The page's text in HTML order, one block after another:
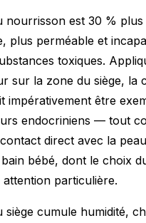
nourrisson est 30 %
plus perméable et
toxiques.
sur la zone du siège, la
impérativement être
endocriniens — tout
direct avec la
bébé, dont le choix
attention particulière.
siège cumule humidité,